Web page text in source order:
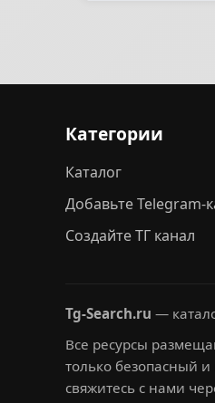
Категории
Каталог
Добавьте Telegram-
Создайте ТГ канал
Tg-Search.ru —
Все ресурсы
только безопасный
свяжитесь с нами